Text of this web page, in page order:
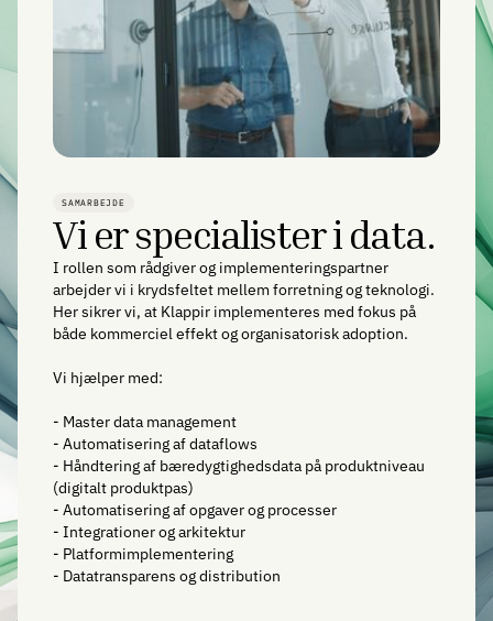
SAMARBEJDE
Vi er specialister i data.
I rollen som rådgiver og implementeringspartner
arbejder vi i krydsfeltet mellem forretning og teknologi.
Her sikrer vi, at Klappir implementeres med fokus på
både kommerciel effekt og organisatorisk adoption.
Vi hjælper med:
- Master data management
- Automatisering af dataflows
- Håndtering af bæredygtighedsdata på produktniveau
(digitalt produktpas)
- Automatisering af opgaver og processer
- Integrationer og arkitektur
- Platformimplementering
- Datatransparens og distribution